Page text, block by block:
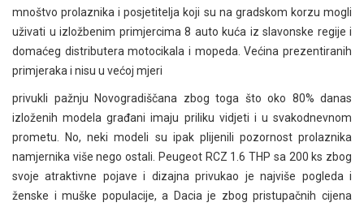
mnoštvo prolaznika i posjetitelja koji su na gradskom korzu mogli
uživati u izložbenim primjercima 8 auto kuća iz slavonske regije i
domaćeg distributera motocikala i mopeda. Većina prezentiranih
primjeraka i nisu u većoj mjeri
privukli pažnju Novogradiščana zbog toga što oko 80% danas
izloženih modela građani imaju priliku vidjeti i u svakodnevnom
prometu. No, neki modeli su ipak plijenili pozornost prolaznika
namjernika više nego ostali. Peugeot RCZ 1.6 THP sa 200 ks zbog
svoje atraktivne pojave i dizajna privukao je najviše pogleda i
ženske i muške populacije, a Dacia je zbog pristupačnih cijena